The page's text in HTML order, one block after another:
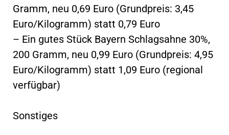
Gramm, neu 0,69 Euro (Grundpreis: 3,45
Euro/Kilogramm) statt 0,79 Euro
– Ein gutes Stück Bayern Schlagsahne 30%,
200 Gramm, neu 0,99 Euro (Grundpreis: 4,95
Euro/Kilogramm) statt 1,09 Euro (regional
verfügbar)
Sonstiges